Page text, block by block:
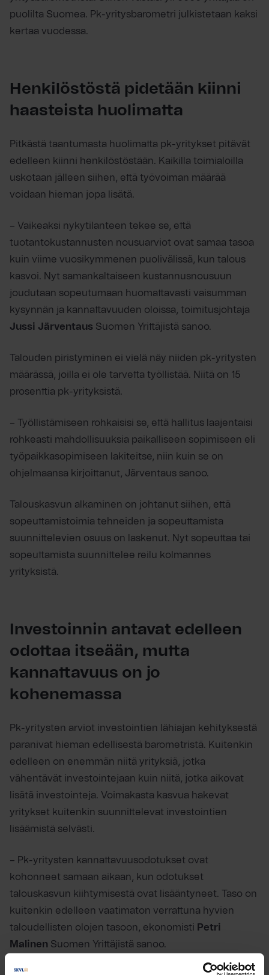
puolilta Suomea. Pk-yritysbarometri julkistetaan kaksi
kertaa vuodessa.
Henkilöstöstä pidetään kiinni
haasteista huolimatta
Pitkästä taantumasta huolimatta pk-yritykset pitävät
edelleen kiinni henkilöstöstään. Kaikilla toimialoilla
uskotaan jälleen siihen, että työvoiman määrää
voidaan hieman jopa lisätä.
– Vaikeaksi nykytilanteen tekee se, että
tuotantokustannusten nousuarviot ovat samaa tasoa
kuin viime vuosikymmenen puolivälissä, kun talous
kasvoi. Nyt samankaltaiseen kustannusnousuun
joudutaan sopeutumaan huomattavasti vaisumman
kysynnän ja kannattavuuden oloissa, toimitusjohtaja
Jussi Järventaus Suomen Yrittäjistä sanoo.
Talouden piristyminen ei vielä näy niiden pk-yritysten
määrässä, joilla ei ole tarvetta työllistää. Niitä on 15
prosenttia pk-yrityksistä.
– Työllistämiseen rohkaisisi se, että hallitus laajentaisi
rohkeasti mahdollisuuksia paikalliseen sopimiseen eli
työpaikkasopimiseen lakiteitse, niin kuin se on
ohjelmaansa kirjoittanut, Järventaus sanoo.
Talouskasvun alkaminen on johtanut siihen, että
sopeuttamistoimia tehneiden ja sopeuttamista
suunnittelevien osuus on laskenut. Nyt sopeuttaa tai
sopeuttamista suunnittelee reilu kolmannes
yrityksistä.
Investoinnin antavat edelleen
odottaa itseään, mutta
kannattavuus on jo
kohenemassa
Pk-yritysten arviot investointien lähiajan kehityksestä
paranivat hieman edellisestä barometristä. Kuitenkin
edelleen on enemmän niitä yrityksiä, jotka
vähentävät investointejaan kuin niitä, jotka aikovat
lisätä investointeja. Voimakasta kasvua hakevat
yritykset kuitenkin suunnittelevat investointien
lisäämistä selvästi.
– Pk-yritysten kannattavuusodotukset ovat
kohonneet samaan aikaan, kun odotukset
talouskasvun kiihtymisestä ovat lisääntyneet. Taso on
kuitenkin edelleen vaatimaton verrattuna hyvien
taloudellisten olojen tasoon, ekonomisti Petri
Malinen Suomen Yrittäjistä sanoo.